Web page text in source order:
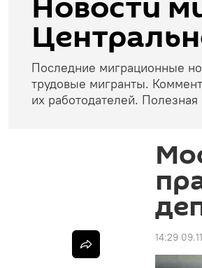
Новости
Последние миграционные
трудовые мигранты.
их работодателей.
14:29